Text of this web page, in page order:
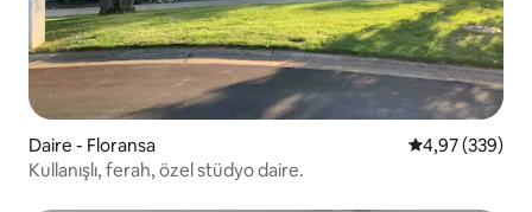
Daire - Floransa 5 üzerinden
4,97 (339)
Kullanışlı, ferah, özel stüdyo daire.